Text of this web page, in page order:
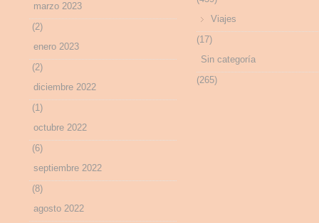
marzo 2023
(2)
enero 2023
(2)
diciembre 2022
(1)
octubre 2022
(6)
septiembre 2022
(8)
agosto 2022
Viajes
(17)
Sin categoría
(265)